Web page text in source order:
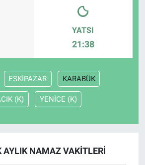
YATSI
21:38
ESKİPAZAR KARABÜK
(K) YENİCE (K)
AYLIK NAMAZ VAKITLERI